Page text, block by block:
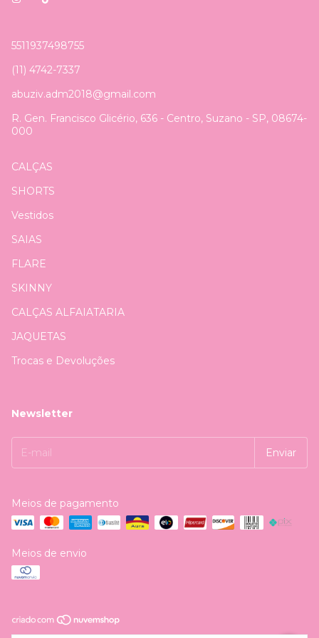
5511937498755
(11) 4742-7337
abuziv.adm2018@gmail.com
R. Gen. Francisco Glicério, 636 - Centro, Suzano - SP, 08674-
000
CALÇAS
SHORTS
Vestidos
SAIAS
FLARE
SKINNY
CALÇAS ALFAIATARIA
JAQUETAS
Trocas e Devoluções
Newsletter
Meios de pagamento
Meios de envio